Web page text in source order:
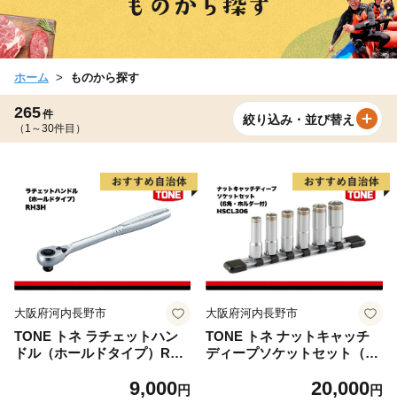
ホーム ものから探す
265件
（1～30件目）
絞り込み・並び替え
大阪府河内長野市
TONE トネ ラチェットハン
ドル（ホールドタイプ）RH3
1-40000242｜工具 整備士 自
9,000円
大阪府河内長野市
TONE トネ ナットキャッチ
ディープソケットセット（6
工具 TONE トネ 15001-
20,000円